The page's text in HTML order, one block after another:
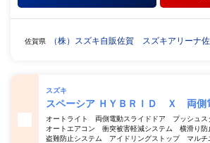
佐賀県 （株）スズキ自販佐賀 スズキアリーナ
スズキ
スペーシア ＨＹＢＲＩＤ Ｘ 両側
オートライト 両側電動スライドドア プッシュ
オートエアコン 衝突被害軽減システム 横滑り
盗難防止システム アイドリングストップ マルチ